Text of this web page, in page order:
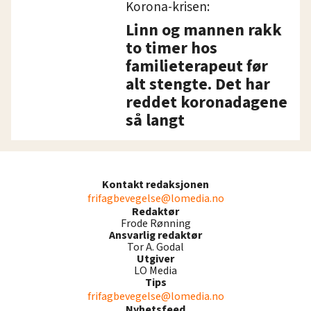
Korona-krisen:
Linn og mannen rakk
to timer hos
familieterapeut før
alt stengte. Det har
reddet koronadagene
så langt
Kontakt redaksjonen
frifagbevegelse@lomedia.no
Redaktør
Frode Rønning
Ansvarlig redaktør
Tor A. Godal
Utgiver
LO Media
Tips
frifagbevegelse@lomedia.no